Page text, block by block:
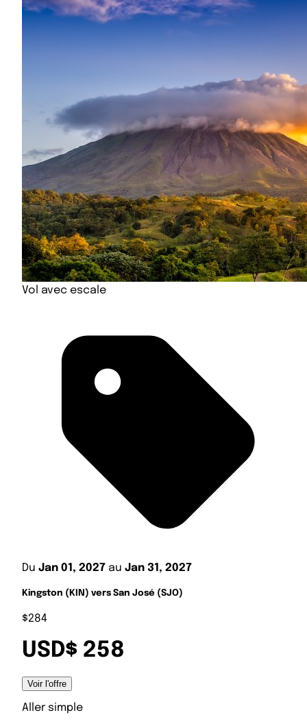
Vol avec escale
Du Jan 01, 2027 au Jan 31, 2027
Kingston (KIN) vers San José (SJO)
$284
USD$ 258
Voir l'offre
Aller simple